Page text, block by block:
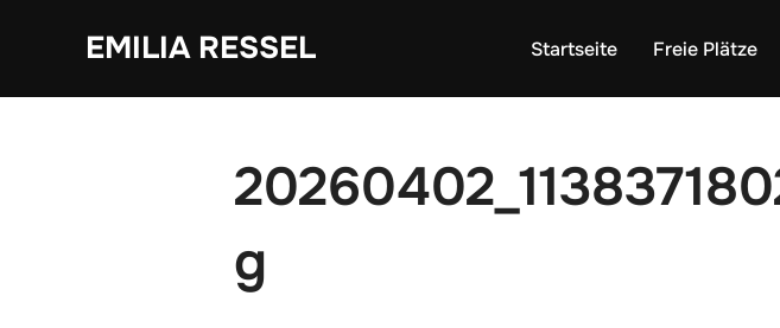
EMILIA RESSEL Startseite Freie Plätze
g